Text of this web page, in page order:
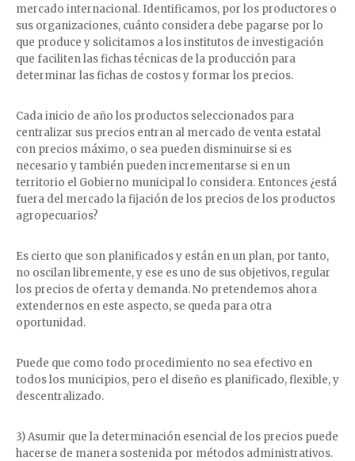
mercado internacional. Identificamos, por los productores o
sus organizaciones, cuánto considera debe pagarse por lo
que produce y solicitamos a los institutos de investigación
que faciliten las fichas técnicas de la producción para
determinar las fichas de costos y formar los precios.
Cada inicio de año los productos seleccionados para
centralizar sus precios entran al mercado de venta estatal
con precios máximo, o sea pueden disminuirse si es
necesario y también pueden incrementarse si en un
territorio el Gobierno municipal lo considera. Entonces ¿está
fuera del mercado la fijación de los precios de los productos
agropecuarios?
Es cierto que son planificados y están en un plan, por tanto,
no oscilan libremente, y ese es uno de sus objetivos, regular
los precios de oferta y demanda. No pretendemos ahora
extendernos en este aspecto, se queda para otra
oportunidad.
Puede que como todo procedimiento no sea efectivo en
todos los municipios, pero el diseño es planificado, flexible, y
descentralizado.
3) Asumir que la determinación esencial de los precios puede
hacerse de manera sostenida por métodos administrativos.